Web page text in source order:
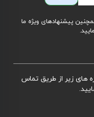
پیشنهادهای ویژه ما
های زیر از طریق تماس